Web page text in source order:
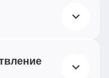
при терапии